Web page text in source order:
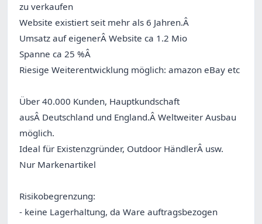
zu verkaufen
Website existiert seit mehr als 6 Jahren.Â
Umsatz auf eigenerÂ Website ca 1.2 Mio
Spanne ca 25 %Â
Riesige Weiterentwicklung möglich: amazon eBay etc
Über 40.000 Kunden, Hauptkundschaft
ausÂ Deutschland und England.Â Weltweiter Ausbau
möglich.
Ideal für Existenzgründer, Outdoor HändlerÂ usw.
Nur Markenartikel
Risikobegrenzung:
- keine Lagerhaltung, da Ware auftragsbezogen